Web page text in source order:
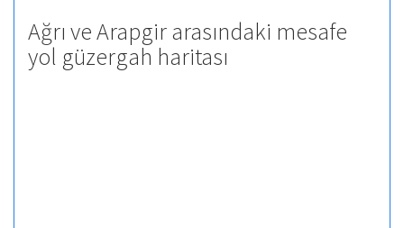
Ağrı ve Arapgir arasındaki mesafe
yol güzergah haritası